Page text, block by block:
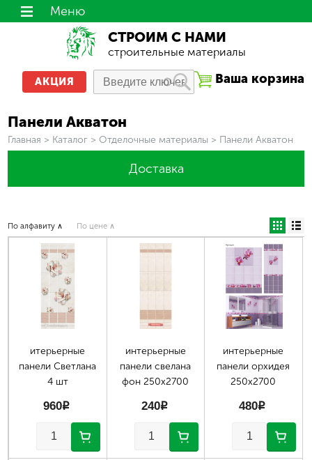
СТРОИМ С НАМИ
строительные материалы
Ваша корзина
АКЦИЯ
Меню
Панели Акватон
Вы здесь
Главная > Каталог > Отделочные материалы > Панели Акватон
Доставка
По алфавиту ∧ По цене ∧
итерьерные
панели Светлана
4 шт
960p
интерьерные
панели свелана
фон 250х2700
240p
интерьерные
панели орхидея
250х2700
480p